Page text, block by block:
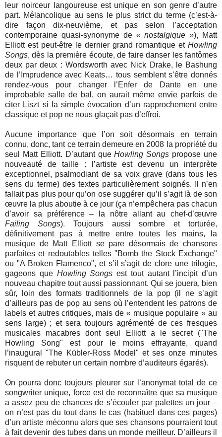
leur noirceur langoureuse est unique en son genre d’autre
part. Mélancolique au sens le plus strict du terme (c’est-à-
dire façon dix-neuvième, et pas selon l’acceptation
contemporaine quasi-synonyme de « nostalgique »), Matt
Elliott est peut-être le dernier grand romantique et Howling
Songs, dès la première écoute, de faire danser les fantômes
deux par deux : Wordsworth avec Nick Drake, le Bashung
de l’Imprudence avec Keats… tous semblent s’être donnés
rendez-vous pour changer l’Enfer de Dante en une
improbable salle de bal, on aurait même envie parfois de
citer Liszt si la simple évocation d’un rapprochement entre
classique et pop ne nous glaçait pas d’effroi.
Aucune importance que l’on soit désormais en terrain
connu, donc, tant ce terrain demeure en 2008 la propriété du
seul Matt Elliott. D’autant queHowling Songs propose une
nouveauté de taille : l’artiste est devenu un interprète
exceptionnel, psalmodiant de sa voix grave (dans tous les
sens du terme) des textes particulièrement soignés. Il n’en
fallait pas plus pour qu’on ose suggérer qu’il s’agit là de son
œuvre la plus aboutie à ce jour (ça n’empêchera pas chacun
d’avoir sa préférence – la nôtre allant au chef-d’œuvre
Failing Songs). Toujours aussi sombre et torturée,
définitivement pas à mettre entre toutes les mains, la
musique de Matt Elliott se pare désormais de chansons
parfaites et redoutables telles "Bomb the Stock Exchange"
ou "A Broken Flamenco", et s’il s’agit de clore une trilogie,
gageons queHowling Songs est tout autant l’incipit d’un
nouveau chapitre tout aussi passionnant. Qui se jouera, bien
sûr, loin des formats traditionnels de la pop (il ne s’agit
d’ailleurs pas de pop au sens où l’entendent les patrons de
labels et autres critiques, mais de « musique populaire » au
sens large) ; et sera toujours agrémenté de ces fresques
musicales macabres dont seul Elliott a le secret ("The
Howling Song" est pour le moins effrayante, quand
l’inaugural "The Kübler-Ross Model" et ses onze minutes
risquent de rebuter un certain nombre d’auditeurs égarés).
On pourra donc toujours pleurer sur l’anonymat total de ce
songwriter unique, force est de reconnaître que sa musique
a assez peu de chances de s’écouler par palettes un jour –
on n’est pas du tout dans le cas (habituel dans ces pages)
d’un artiste méconnu alors que ses chansons pourraient tout
à fait devenir des tubes dans un monde meilleur. D’ailleurs il